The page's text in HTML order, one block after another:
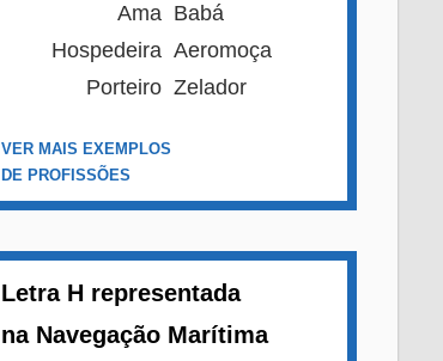
Ama Babá
Hospedeira Aeromoça
Porteiro Zelador
VER MAIS EXEMPLOS
DE PROFISSÕES
Letra H representada
na Navegação Marítima